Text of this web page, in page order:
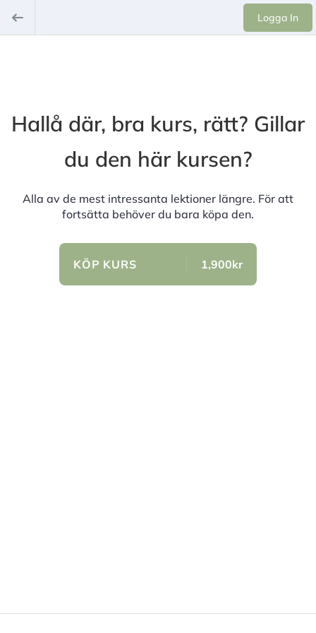
Logga In
Hallå där, bra kurs, rätt? Gillar
du den här kursen?
Alla av de mest intressanta lektioner längre. För att
fortsätta behöver du bara köpa den.
KÖP KURS 1,900kr